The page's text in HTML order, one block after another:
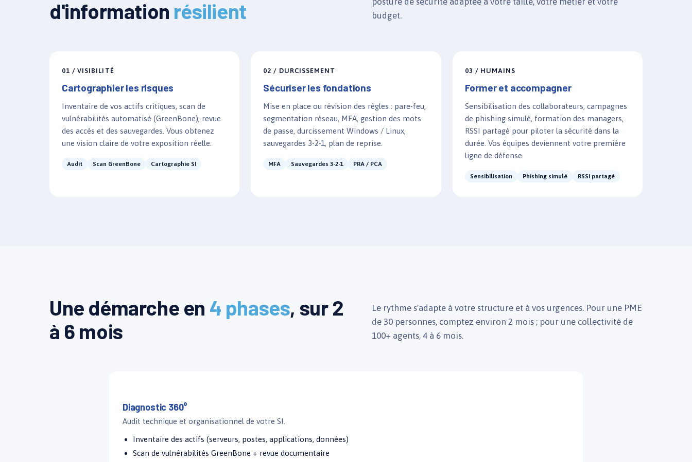
d'information résilient
budget.
01 / VISIBILITÉ
Cartographier les risques
Inventaire de vos actifs critiques, scan de
vulnérabilités automatisé (GreenBone), revue
des accès et des sauvegardes. Vous obtenez
une vision claire de votre exposition réelle.
Audit Scan GreenBone Cartographie SI
02 / DURCISSEMENT
Sécuriser les fondations
Mise en place ou révision des règles : pare-feu,
segmentation réseau, MFA, gestion des mots
de passe, durcissement Windows / Linux,
sauvegardes 3-2-1, plan de reprise.
MFA Sauvegardes 3-2-1 PRA / PCA
03 / HUMAINS
Former et accompagner
Sensibilisation des collaborateurs, campagnes
de phishing simulé, formation des managers,
RSSI partagé pour piloter la sécurité dans la
durée. Vos équipes deviennent votre première
ligne de défense.
Sensibilisation Phishing simulé RSSI partagé
Une démarche en 4 phases, sur 2
à 6 mois
Le rythme s'adapte à votre structure et à vos urgences. Pour une PME
de 30 personnes, comptez environ 2 mois ; pour une collectivité de
100+ agents, 4 à 6 mois.
Diagnostic 360°
Audit technique et organisationnel de votre SI.
Inventaire des actifs (serveurs, postes, applications, données)
Scan de vulnérabilités GreenBone + revue documentaire